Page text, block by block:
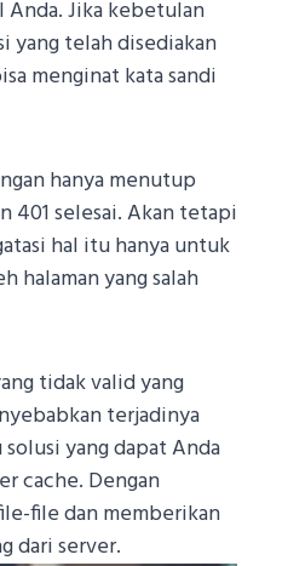
Anda. Jika kebetulan
yang telah disediakan
menginat kata sandi
hanya menutup
401 selesai. Akan tetapi
hal itu hanya untuk
halaman yang salah
tidak valid yang
terjadinya
yang dapat Anda
cache. Dengan
file dan memberikan
dari server.